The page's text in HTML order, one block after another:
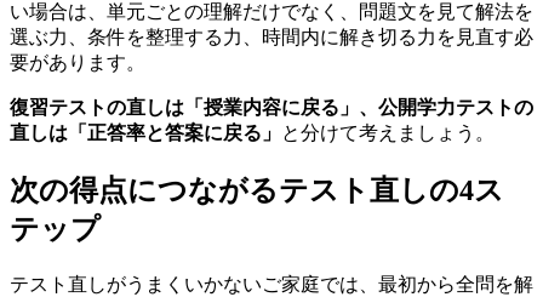
い場合は、単元ごとの理解だけでなく、問題文を見て解法を
選ぶ力、条件を整理する力、時間内に解き切る力を見直す必
要があります。
復習テストの直しは「授業内容に戻る」、公開学力テストの
直しは「正答率と答案に戻る」 と分けて考えましょう。
次の得点につながるテスト直しの4ス
テップ
テスト直しがうまくいかないご家庭では、最初から全問を解